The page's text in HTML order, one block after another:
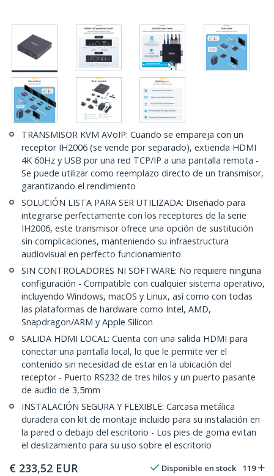
TRANSMISOR KVM AVoIP: Cuando se empareja con un
receptor IH2006 (se vende por separado), extienda HDMI
4K 60Hz y USB por una red TCP/IP a una pantalla remota -
Se puede utilizar como reemplazo directo de un transmisor,
garantizando el rendimiento
SOLUCIÓN LISTA PARA SER UTILIZADA: Diseñado para
integrarse perfectamente con los receptores de la serie
IH2006, este transmisor ofrece una opción de sustitución
sin complicaciones, manteniendo su infraestructura
audiovisual en perfecto funcionamiento
SIN CONTROLADORES NI SOFTWARE: No requiere ninguna
configuración - Compatible con cualquier sistema operativo,
incluyendo Windows, macOS y Linux, así como con todas
las plataformas de hardware como Intel, AMD,
Snapdragon/ARM y Apple Silicon
SALIDA HDMI LOCAL: Cuenta con una salida HDMI para
conectar una pantalla local, lo que le permite ver el
contenido sin necesidad de estar en la ubicación del
receptor - Puerto RS232 de tres hilos y un puerto pasante
de audio de 3,5mm
INSTALACIÓN SEGURA Y FLEXIBLE: Carcasa metálica
duradera con kit de montaje incluido para su instalación en
la pared o debajo del escritorio - Los pies de goma evitan
el deslizamiento para su uso sobre el escritorio
€ 233,52 EUR Disponible en stock 119